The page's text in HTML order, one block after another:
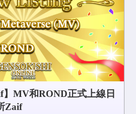
】MV和ROND正式上線日
Zaif